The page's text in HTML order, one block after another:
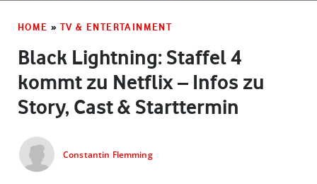
HOME » TV & ENTERTAINMENT
Black Lightning: Staffel 4
kommt zu Netflix – Infos zu
Story, Cast & Starttermin
Constantin Flemming